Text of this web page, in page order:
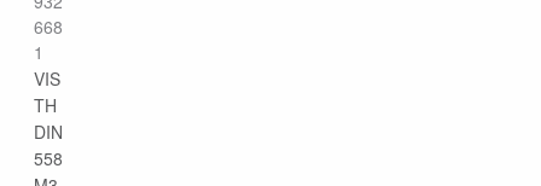
668
1
VIS
TH
DIN
558